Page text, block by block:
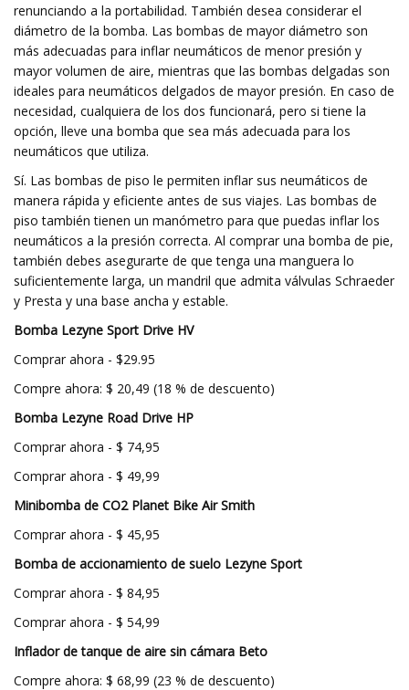
renunciando a la portabilidad. También desea considerar el
diámetro de la bomba. Las bombas de mayor diámetro son
más adecuadas para inflar neumáticos de menor presión y
mayor volumen de aire, mientras que las bombas delgadas son
ideales para neumáticos delgados de mayor presión. En caso de
necesidad, cualquiera de los dos funcionará, pero si tiene la
opción, lleve una bomba que sea más adecuada para los
neumáticos que utiliza.
Sí. Las bombas de piso le permiten inflar sus neumáticos de
manera rápida y eficiente antes de sus viajes. Las bombas de
piso también tienen un manómetro para que puedas inflar los
neumáticos a la presión correcta. Al comprar una bomba de pie,
también debes asegurarte de que tenga una manguera lo
suficientemente larga, un mandril que admita válvulas Schraeder
y Presta y una base ancha y estable.
Bomba Lezyne Sport Drive HV
Comprar ahora - $29.95
Compre ahora: $ 20,49 (18 % de descuento)
Bomba Lezyne Road Drive HP
Comprar ahora - $ 74,95
Comprar ahora - $ 49,99
Minibomba de CO2 Planet Bike Air Smith
Comprar ahora - $ 45,95
Bomba de accionamiento de suelo Lezyne Sport
Comprar ahora - $ 84,95
Comprar ahora - $ 54,99
Inflador de tanque de aire sin cámara Beto
Compre ahora: $ 68,99 (23 % de descuento)